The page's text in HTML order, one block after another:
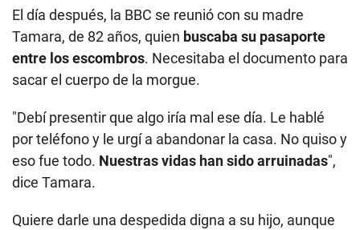
El día después, la BBC se reunió con su madre
Tamara, de 82 años, quien buscaba su pasaporte
entre los escombros. Necesitaba el documento para
sacar el cuerpo de la morgue.
"Debí presentir que algo iría mal ese día. Le hablé
por teléfono y le urgí a abandonar la casa. No quiso y
eso fue todo. Nuestras vidas han sido arruinadas",
dice Tamara.
Quiere darle una despedida digna a su hijo, aunque